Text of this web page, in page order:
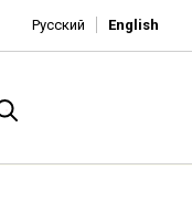
Русский English